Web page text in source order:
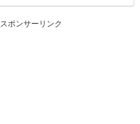
スポンサーリンク